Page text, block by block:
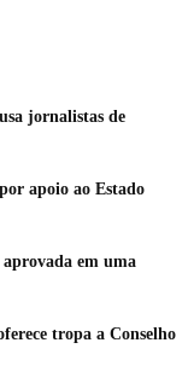
jornalistas de
apoio ao Estado
em uma
tropa a Conselho